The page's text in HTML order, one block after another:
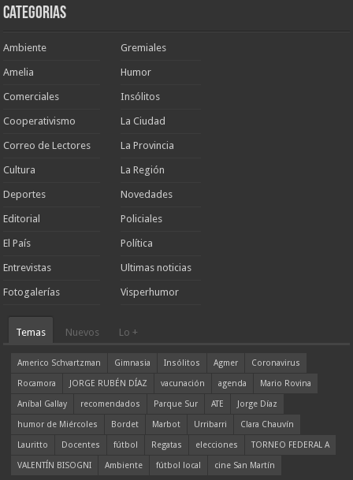
Categorias
Ambiente
Amelia
Comerciales
Cooperativismo
Correo de Lectores
Cultura
Deportes
Editorial
El País
Entrevistas
Fotogalerías
Gremiales
Humor
Insólitos
La Ciudad
La Provincia
La Región
Novedades
Policiales
Política
Ultimas noticias
Visperhumor
Temas Nuevos Lo +
Americo Schvartzman Gimnasia Insólitos Agmer
Coronavirus
Rocamora
JORGE RUBÉN DÍAZ vacunación agenda
Mario Rovina
Aníbal Gallay
recomendados Parque Sur ATE
Jorge Díaz
humor de Miércoles
Bordet Marbot Urribarri
Clara Chauvín
Lauritto
Docentes fútbol Regatas elecciones
TORNEO FEDERAL A
VALENTÍN BISOGNI
Ambiente fútbol local cine San Martín